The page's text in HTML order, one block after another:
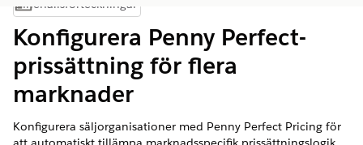
Visa innehållsförteckning
Innehållsförteckningar
Konfigurera Penny Perfect-
prissättning för flera
marknader
Konfigurera säljorganisationer med Penny Perfect Pricing för